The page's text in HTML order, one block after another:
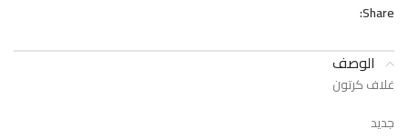
Share:
الوصف
غلاف كرتون
جديد